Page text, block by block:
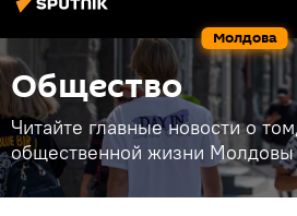
Молдова
Общество
Читайте главные новости о
общественной жизни